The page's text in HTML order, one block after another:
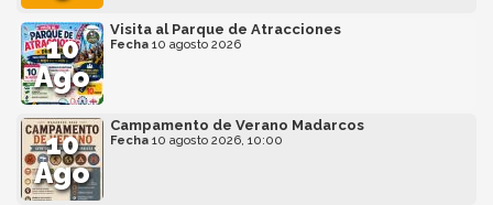
10
Ago
Visita al Parque de Atracciones
Fecha 10 agosto 2026
10
Ago
Campamento de Verano Madarcos
Fecha 10 agosto 2026, 10:00